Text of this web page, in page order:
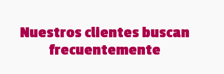
Nuestros clientes buscan
frecuentemente